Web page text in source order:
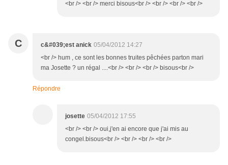
<br /> <br /> merci bisous<br /> <br /> <br /> <br />
C c&#039;est anick 05/04/2012 14:27
<br /> hum , ce sont les bonnes truites pêchées parton mari
ma Josette ? un régal ....<br /> <br /> <br /> bisous<br />
Répondre
josette 05/04/2012 17:55
<br /> <br /> oui,j'en ai encore que j'ai mis au
congel.bisous<br /> <br /> <br /> <br />